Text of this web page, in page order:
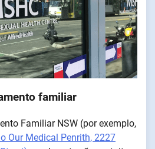
familiar
Familiar NSW (por exemplo,
Our Medical Penrith, 2227